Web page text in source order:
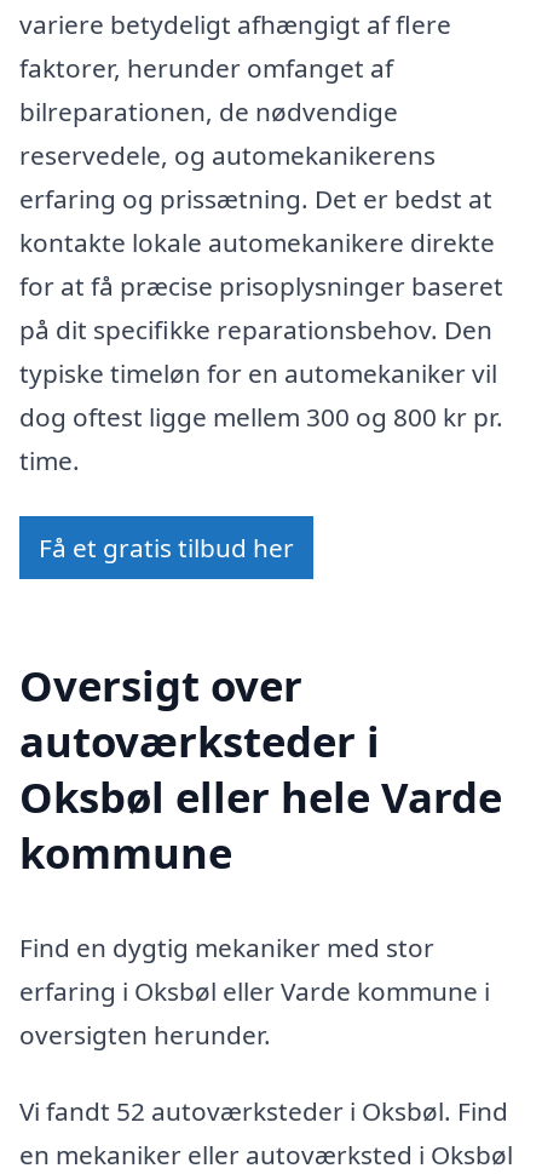
variere betydeligt afhængigt af flere
faktorer, herunder omfanget af
bilreparationen, de nødvendige
reservedele, og automekanikerens
erfaring og prissætning. Det er bedst at
kontakte lokale automekanikere direkte
for at få præcise prisoplysninger baseret
på dit specifikke reparationsbehov. Den
typiske timeløn for en automekaniker vil
dog oftest ligge mellem 300 og 800 kr pr.
time.
Få et gratis tilbud her
Oversigt over
autoværksteder i
Oksbøl eller hele Varde
kommune
Find en dygtig mekaniker med stor
erfaring i Oksbøl eller Varde kommune i
oversigten herunder.
Vi fandt 52 autoværksteder i Oksbøl. Find
en mekaniker eller autoværksted i Oksbøl